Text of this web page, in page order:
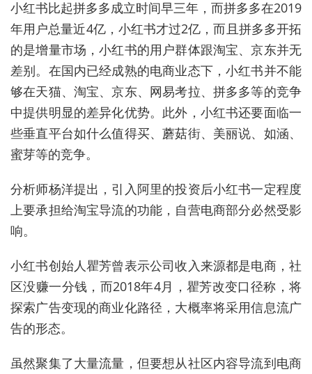
小红书比起拼多多成立时间早三年，而拼多多在2019
年用户总量近4亿，小红书才过2亿，而且拼多多开拓
的是增量市场，小红书的用户群体跟淘宝、京东并无
差别。在国内已经成熟的电商业态下，小红书并不能
够在天猫、淘宝、京东、网易考拉、拼多多等的竞争
中提供明显的差异化优势。此外，小红书还要面临一
些垂直平台如什么值得买、蘑菇街、美丽说、如涵、
蜜芽等的竞争。
分析师杨洋提出，引入阿里的投资后小红书一定程度
上要承担给淘宝导流的功能，自营电商部分必然受影
响。
小红书创始人瞿芳曾表示公司收入来源都是电商，社
区没赚一分钱，而2018年4月，瞿芳改变口径称，将
探索广告变现的商业化路径，大概率将采用信息流广
告的形态。
虽然聚集了大量流量，但要想从社区内容导流到电商